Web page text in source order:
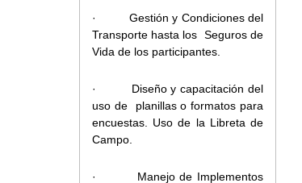
· Gestión y Condiciones del
Transporte hasta los Seguros de
Vida de los participantes.
· Diseño y capacitación del
uso de planillas o formatos para
encuestas. Uso de la Libreta de
Campo.
· Manejo de Implementos